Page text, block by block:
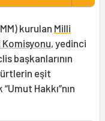
kurulan Milli
Komisyonu, yedinci
başkanlarının
eşit
Hakkı”nın